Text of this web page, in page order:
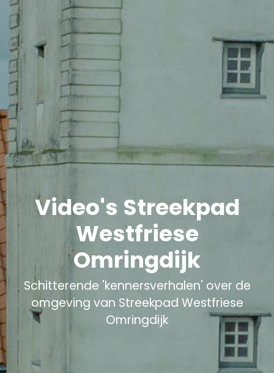
Video's Streekpad
Westfriese
Omringdijk
Schitterende 'kennersverhalen' over de
omgeving van Streekpad Westfriese
Omringdijk